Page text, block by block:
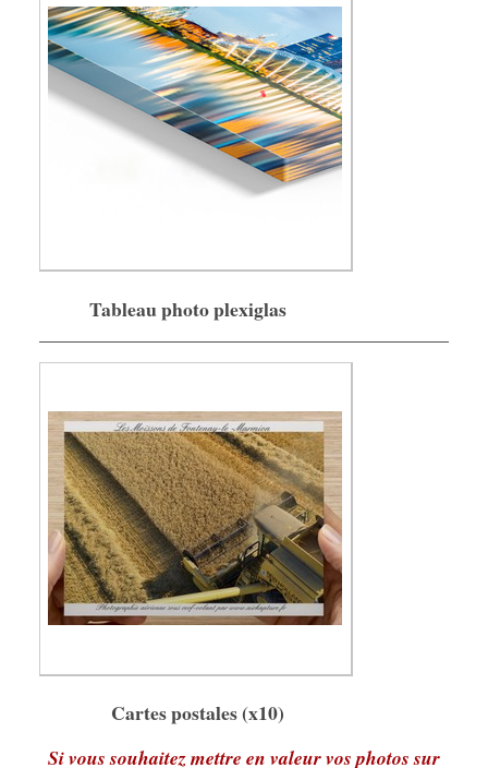
Tableau photo plexiglas
Cartes postales (x10)
Si vous souhaitez mettre en valeur vos photos sur